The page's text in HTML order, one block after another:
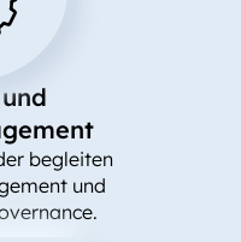
begleiten
und